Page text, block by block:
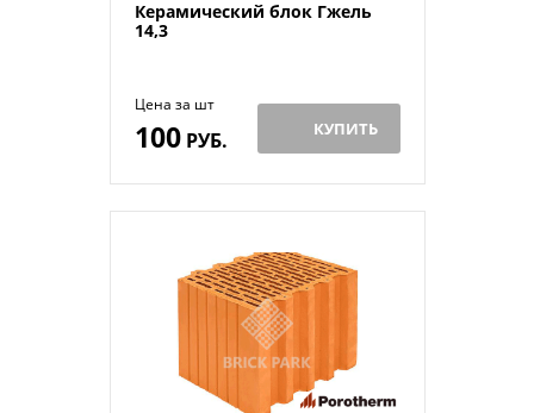
Керамический блок Гжель
14,3
Цена за шт
100РУБ. КУПИТЬ